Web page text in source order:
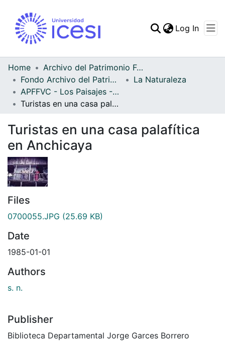
Statistics
Log In
Home
Archivo del Patrimonio Fotográfico y Fílmico del Valle del Cauca
Fondo Archivo del Patrimonio Fotográfico y Fílmico del Valle del Cauca
La Naturaleza
APFFVC - Los Paisajes - Patrimonial
Turistas en una casa palafítica en Anchicaya
Turistas en una casa palafítica
en Anchicaya
Files
0700055.JPG (25.69 KB)
Date
1985-01-01
Authors
s. n.
Publisher
Biblioteca Departamental Jorge Garces Borrero